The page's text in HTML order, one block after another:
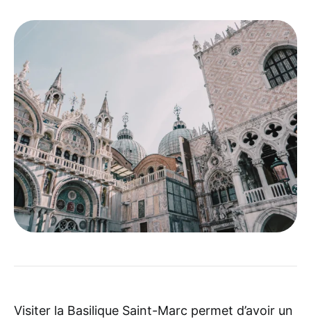
Visiter la Basilique Saint-Marc permet d’avoir un